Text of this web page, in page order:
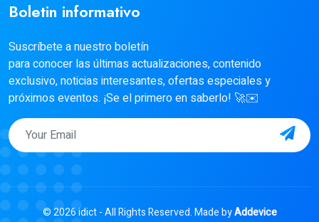
Boletin informativo
Suscríbete a nuestro boletín
para conocer las últimas actualizaciones, contenido
exclusivo, noticias interesantes, ofertas especiales y
próximos eventos. ¡Se el primero en saberlo! 🚀✉️
© 2026 idict - All Rights Reserved. Made byAddevice